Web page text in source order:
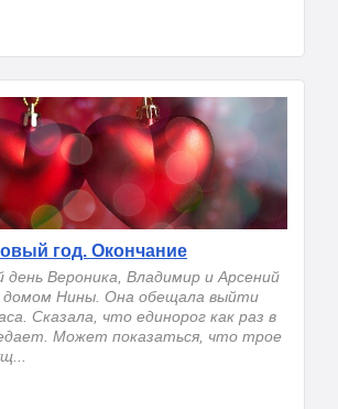
год. Окончание
Вероника, Владимир и Арсений
домом Нины. Она обещала выйти
Сказала, что единорог как раз в
Может показаться, что трое